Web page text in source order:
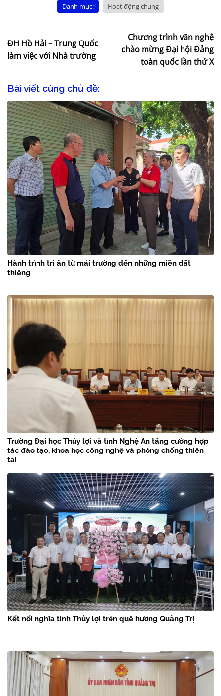
Danh mục: Hoạt động chung
ĐH Hồ Hải – Trung Quốc
làm việc với Nhà trường
Chương trình văn nghệ
chào mừng Đại hội Đảng
toàn quốc lần thứ X
Bài viết cùng chủ đề:
Hành trình tri ân từ mái trường đến những miền đất
thiêng
Trường Đại học Thủy lợi và tỉnh Nghệ An tăng cường hợp
tác đào tạo, khoa học công nghệ và phòng chống thiên
tai
Kết nối nghĩa tình Thủy lợi trên quê hương Quảng Trị